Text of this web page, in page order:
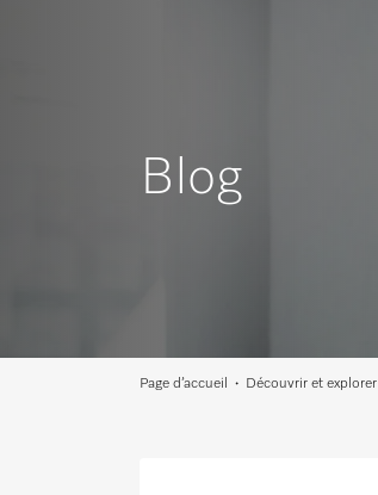
Blog
Page d’accueil Découvrir et explorer